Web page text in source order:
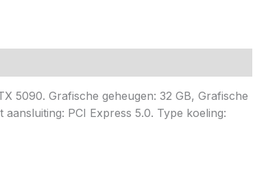
5090. Grafische geheugen: 32 GB, Grafische
PCI Express 5.0. Type koeling: